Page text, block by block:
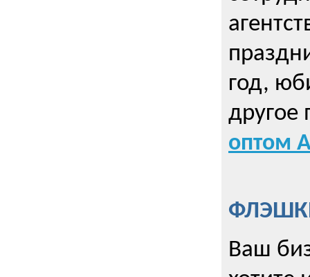
год,
другое
оптом
Ваш